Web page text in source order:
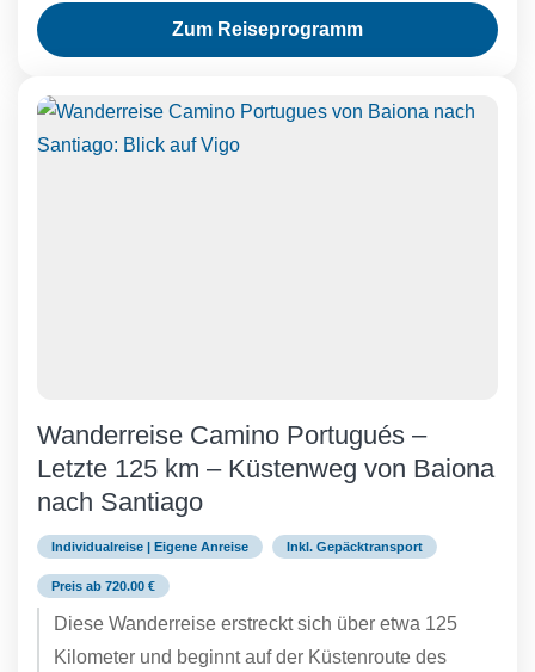
Zum Reiseprogramm
Wanderreise Camino Portugués –
Letzte 125 km – Küstenweg von Baiona
nach Santiago
Individualreise | Eigene Anreise Inkl. Gepäcktransport
Preis ab 720.00 €
Diese Wanderreise erstreckt sich über etwa 125
Kilometer und beginnt auf der Küstenroute des